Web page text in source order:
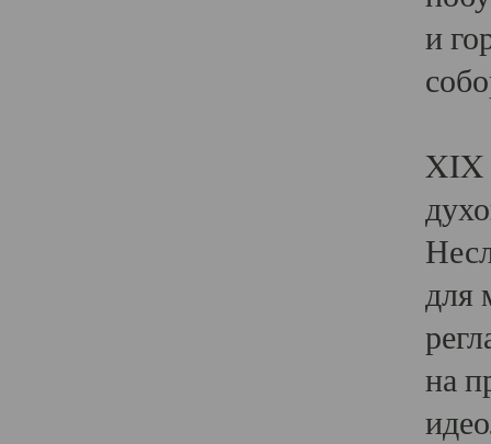
и
XIX
для
на